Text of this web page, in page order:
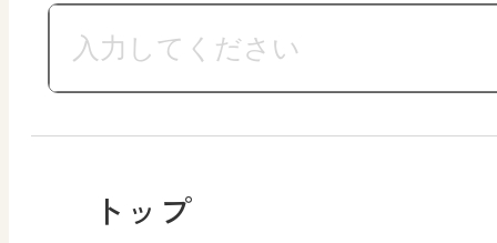
トップ